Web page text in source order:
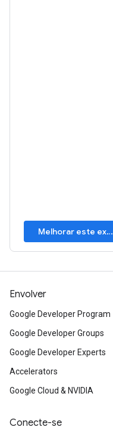
Melhorar este exemplo
Envolver
Google Developer Program
Google Developer Groups
Google Developer Experts
Accelerators
Google Cloud & NVIDIA
Conecte-se